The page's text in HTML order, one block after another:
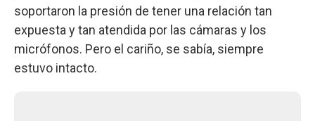
soportaron la presión de tener una relación tan
expuesta y tan atendida por las cámaras y los
micrófonos. Pero el cariño, se sabía, siempre
estuvo intacto.